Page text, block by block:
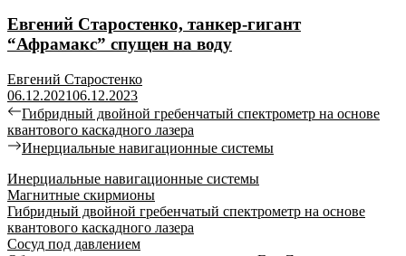
Евгений Старостенко, танкер-гигант
“Афрамакс” спущен на воду
Евгений Старостенко
06.12.202106.12.2023
Навигация
по
записям
Previous
post:
Гибридный двойной гребенчатый спектрометр на основе
квантового каскадного лазера
Next
Инерциальные навигационные системы
Инерциальные навигационные системы
Магнитные скирмионы
Гибридный двойной гребенчатый спектрометр на основе
квантового каскадного лазера
Сосуд под давлением